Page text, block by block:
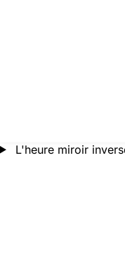
L'heure miroir